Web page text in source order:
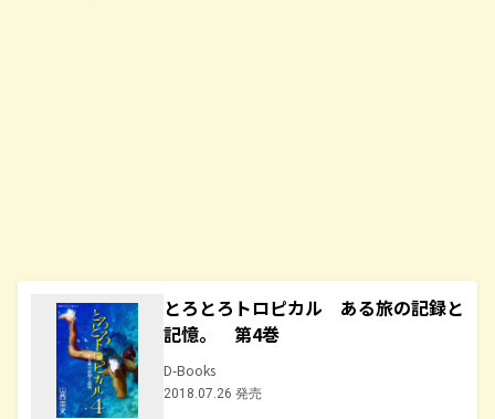
とろとろトロピカル ある旅の記録と
記憶。 第4巻
D-Books
2018.07.26 発売